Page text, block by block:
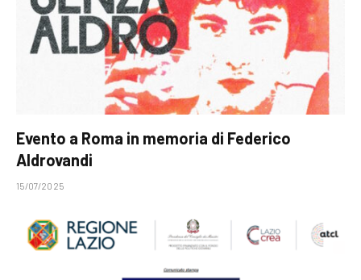
Evento a Roma in memoria di Federico
Aldrovandi
15/07/2025